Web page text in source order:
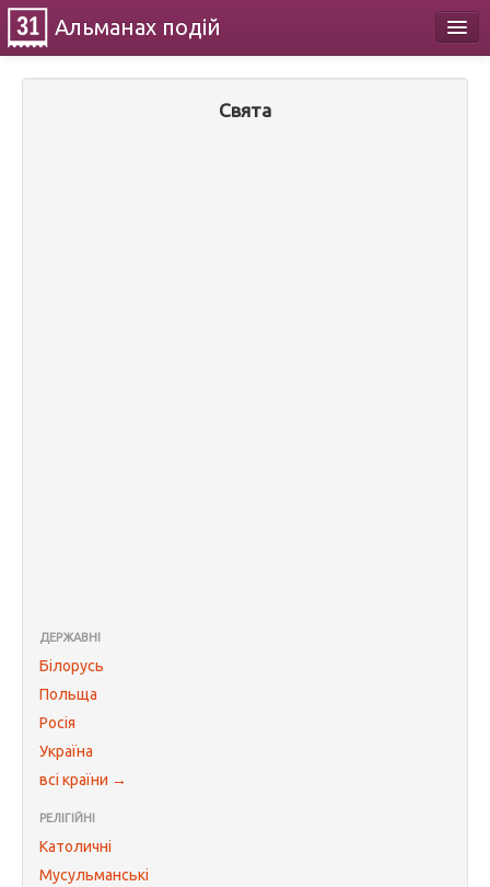
Альманах подій
Свята
ДЕРЖАВНІ
Білорусь
Польща
Росія
Україна
всі країни →
РЕЛІГІЙНІ
Католичні
Мусульманські